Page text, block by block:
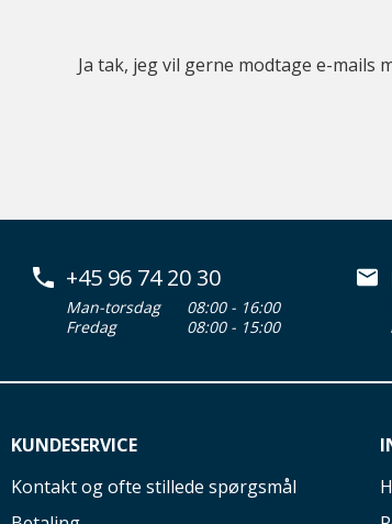
Ja tak, jeg vil gerne modtage e-
+45 96 74 20 30
Man-torsdag
08:00 - 16:00
Fredag
08:00 - 15:00
KUNDESERVICE
Kontakt og ofte stillede spørgsmål